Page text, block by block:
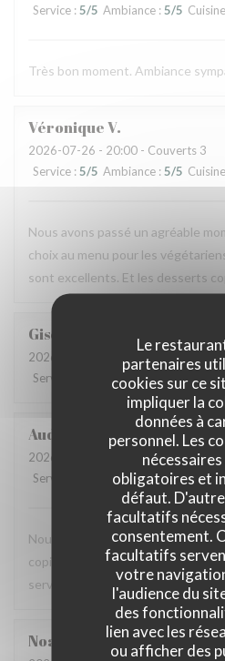
Le
partenaires
cookies sur ce
impliquer la
données à
personnel. Les
obligatoires et
défaut.
facultatifs
consentement.
facultatifs
votre
l'audience du
des
lien avec les
ou afficher des
Service : 5/5 Ambiance : 5/5 Cuisine
Très bon moment. Ambiance
VéroniqueV
2026-07-26 - 20:00 - Couverts 3
Service : 5/5 Ambiance : 5/5 Cuisine
Nous avons passé un agréable
choix au menu pour les
sont excellents. Et les desserts
Gisèle
2026-07-14
- 19:00 - Couverts 5
Service
Ambiance : 5/5 Cuisine
Audrey
2026-07-12
- 12:00 - Couverts 2
Service
Ambiance: 4/5 Cuisine
Nous avons testé le Sister's café
copines et n'avons pas été
service très agréable.
Noah